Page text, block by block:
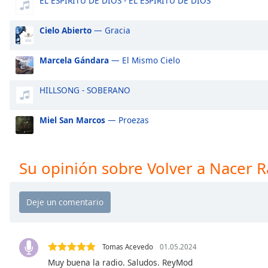
Audio
Picture-
in-
Picture
Fullscreen
modal
window.
Beginning
dialog
window.
Escape
cancel
Cielo Abierto — Gracia
Marcela Gándara — El Mismo Cielo
HILLSONG - SOBERANO
Miel San Marcos — Proezas
Su opinión sobre Volver a Nacer
Tomas Acevedo 01.05.2024
Muy buena la radio. Saludos. ReyMod